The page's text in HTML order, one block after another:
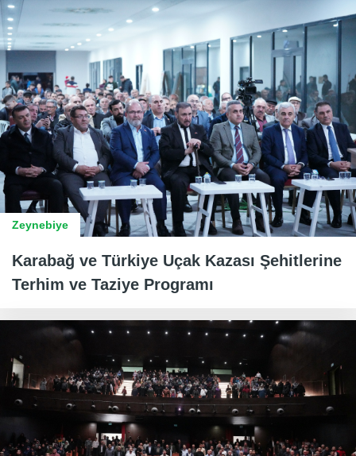
Zeynebiye
Karabağ ve Türkiye Uçak Kazası Şehitlerine
Terhim ve Taziye Programı